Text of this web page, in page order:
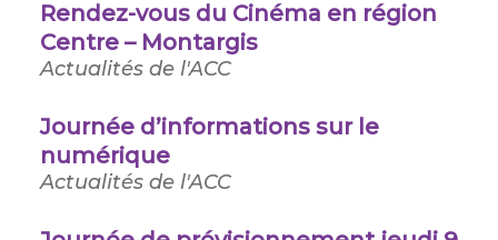
Rendez-vous du Cinéma en région
Centre – Montargis
Actualités de l'ACC
Journée d’informations sur le
numérique
Actualités de l'ACC